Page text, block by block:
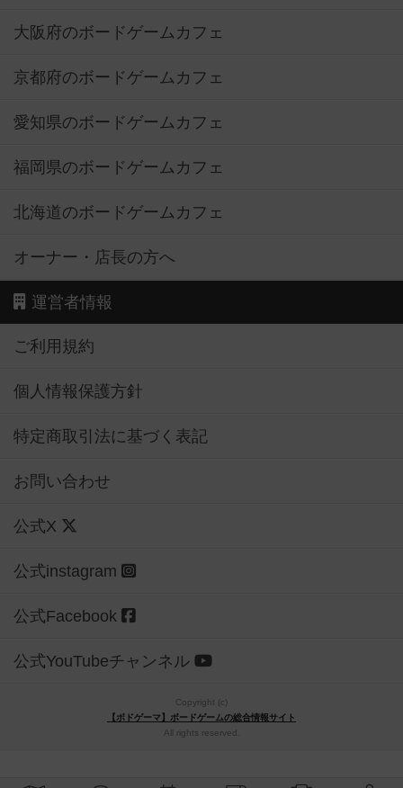
大阪府のボードゲームカフェ
京都府のボードゲームカフェ
愛知県のボードゲームカフェ
福岡県のボードゲームカフェ
北海道のボードゲームカフェ
オーナー・店長の方へ
運営者情報
ご利用規約
個人情報保護方針
特定商取引法に基づく表記
お問い合わせ
公式X
公式instagram
公式Facebook
公式YouTubeチャンネル
Copyright (c)
【ボドゲーマ】ボードゲームの総合情報サイト
All rights reserved.